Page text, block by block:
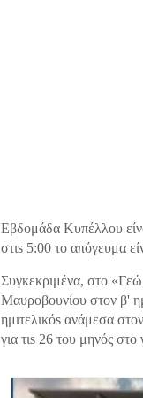
Εβδομάδα Κυπέλλου
στιs 5:00 το απόγευμα
Συγκεκριμένα, στο
Μαυροβουνίου στον β'
ημιτελικόs ανάμεσα
για τιs 26 του μηνός